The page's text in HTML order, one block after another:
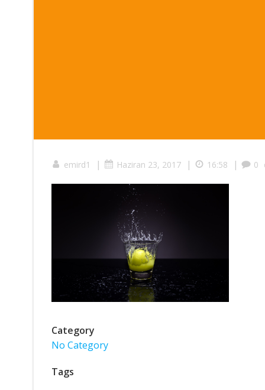
emird1 | Haziran 23, 2017 | 16:58 | 0
Category
No Category
Tags